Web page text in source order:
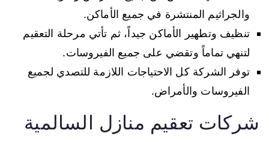
والجراثيم المنتشرة في جميع الأماكن.
تنظيف وتطهير الأماكن جيداً، ثم تأتي مرحلة التعقيم
لتنهي تماماً وتقضي على جميع الفيروسات.
توفر الشركة كل الاحتياجات اللازمة للتصدي لجميع
الفيروسات والأمراض.
شركات تعقيم منازل السالمية